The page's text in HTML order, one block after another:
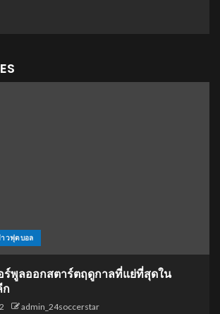
วฟุตบอล
ร์พูลออกสตาร์ตฤดูกาลที่แย่ที่สุดใน
ก
admin_24soccerstar